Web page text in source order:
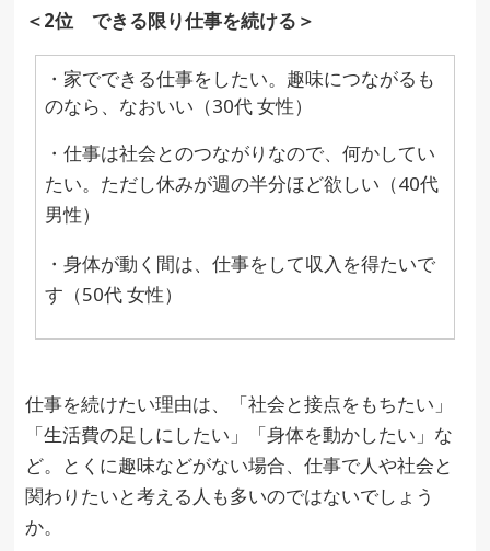
＜2位 できる限り仕事を続ける＞
・家でできる仕事をしたい。趣味につながるも
のなら、なおいい（30代 女性）
・仕事は社会とのつながりなので、何かしてい
たい。ただし休みが週の半分ほど欲しい（40代
男性）
・身体が動く間は、仕事をして収入を得たいで
す（50代 女性）
仕事を続けたい理由は、「社会と接点をもちたい」
「生活費の足しにしたい」「身体を動かしたい」な
ど。とくに趣味などがない場合、仕事で人や社会と
関わりたいと考える人も多いのではないでしょう
か。